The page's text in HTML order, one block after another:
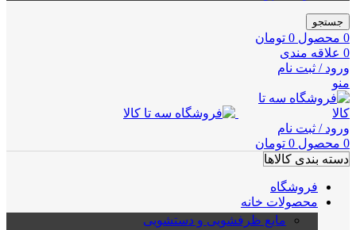
جستجو
0 محصول 0 تومان
0 علاقه مندی
ورود / ثبت نام
منو
ورود / ثبت نام
0 محصول 0 تومان
دسته بندی کالاها
فروشگاه
محصولات خانه
مایع ظرفشویی و دستشویی